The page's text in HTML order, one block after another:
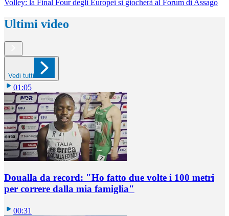
Volley: la Final Four degli Europei si giocherà al Forum di Assago
Ultimi video
Vedi tutti
01:05
Doualla da record: "Ho fatto due volte i 100 metri
per correre dalla mia famiglia"
00:31